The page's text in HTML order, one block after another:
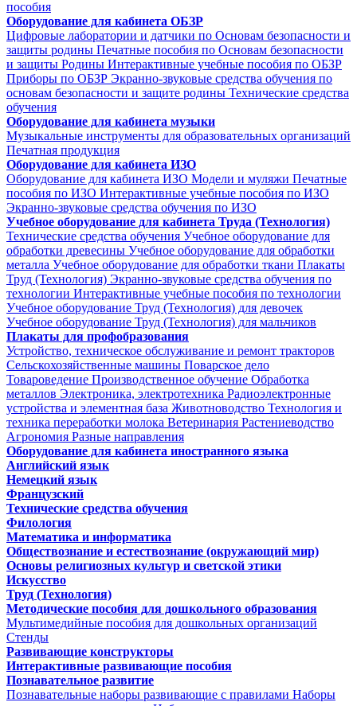
пособия
Оборудование для кабинета ОБЗР
Цифровые лаборатории и датчики по Основам безопасности и
защиты родины Печатные пособия по Основам безопасности
и защиты Родины Интерактивные учебные пособия по ОБЗР
Приборы по ОБЗР Экранно-звуковые средства обучения по
основам безопасности и защите родины Технические средства
обучения
Оборудование для кабинета музыки
Музыкальные инструменты для образовательных организаций
Печатная продукция
Оборудование для кабинета ИЗО
Оборудование для кабинета ИЗО Модели и муляжи Печатные
пособия по ИЗО Интерактивные учебные пособия по ИЗО
Экранно-звуковые средства обучения по ИЗО
Учебное оборудование для кабинета Труда (Технология)
Технические средства обучения Учебное оборудование для
обработки древесины Учебное оборудование для обработки
металла Учебное оборудование для обработки ткани Плакаты
Труд (Технология) Экранно-звуковые средства обучения по
технологии Интерактивные учебные пособия по технологии
Учебное оборудование Труд (Технология) для девочек
Учебное оборудование Труд (Технология) для мальчиков
Плакаты для профобразования
Устройство, техническое обслуживание и ремонт тракторов
Сельскохозяйственные машины Поварское дело
Товароведение Производственное обучение Обработка
металлов Электроника, электротехника Радиоэлектронные
устройства и элементная база Животноводство Технология и
техника переработки молока Ветеринария Растениеводство
Агрономия Разные направления
Оборудование для кабинета иностранного языка
Английский язык
Немецкий язык
Французский
Технические средства обучения
Филология
Математика и информатика
Обществознание и естествознание (окружающий мир)
Основы религиозных культур и светской этики
Искусство
Труд (Технология)
Методические пособия для дошкольного образования
Мультимедийные пособия для дошкольных организаций
Стенды
Развивающие конструкторы
Интерактивные развивающие пособия
Познавательное развитие
Познавательные наборы развивающие с правилами Наборы